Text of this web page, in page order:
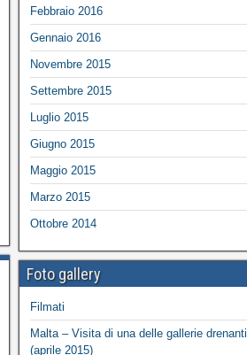
Febbraio 2016
Gennaio 2016
Novembre 2015
Settembre 2015
Luglio 2015
Giugno 2015
Maggio 2015
Marzo 2015
Ottobre 2014
Foto gallery
Filmati
Malta – Visita di una delle gallerie drenanti
(aprile 2015)